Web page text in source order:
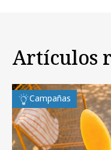
Artículos
Campañas